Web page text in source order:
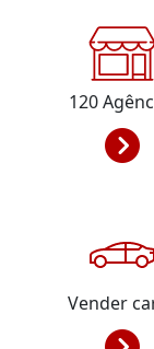
120
Vender